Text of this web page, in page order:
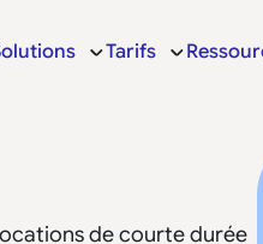
Tarifs
de courte durée